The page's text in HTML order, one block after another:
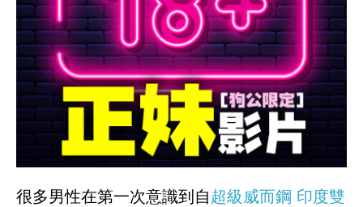
很多男性在第一次意識到自超級威而鋼 印度雙